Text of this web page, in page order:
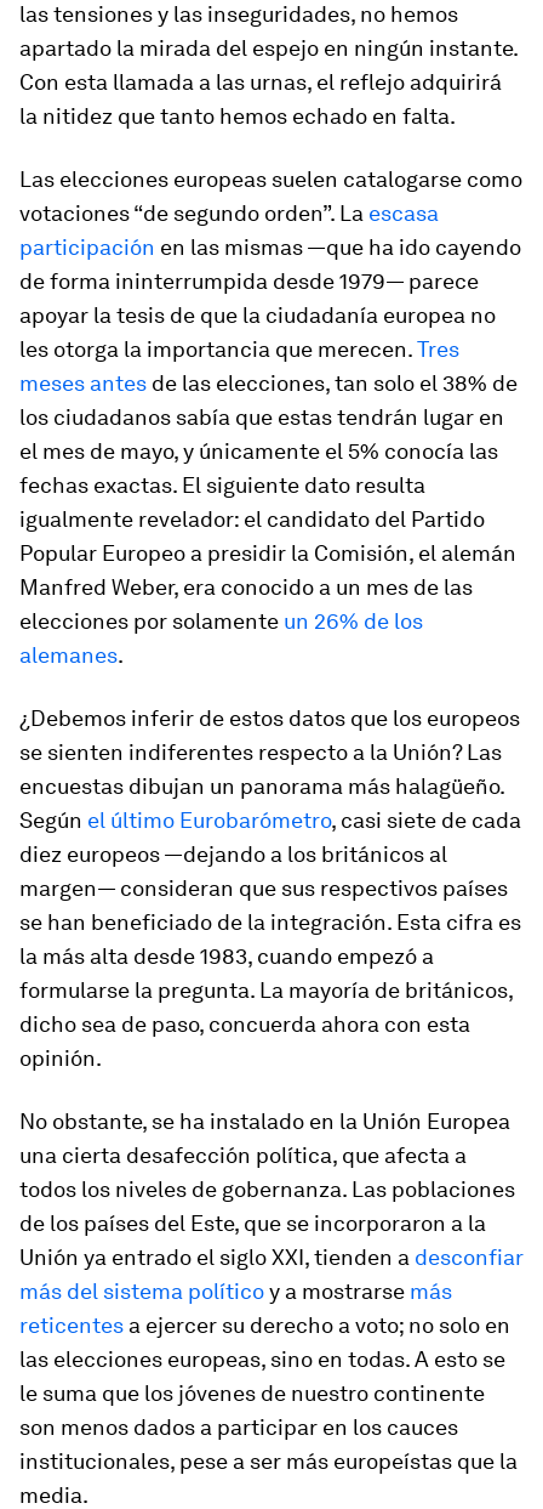
las tensiones y las inseguridades, no hemos
apartado la mirada del espejo en ningún instante.
Con esta llamada a las urnas, el reflejo adquirirá
la nitidez que tanto hemos echado en falta.
Las elecciones europeas suelen catalogarse como
votaciones “de segundo orden”. La escasa
participación en las mismas —que ha ido cayendo
de forma ininterrumpida desde 1979— parece
apoyar la tesis de que la ciudadanía europea no
les otorga la importancia que merecen.Tres
meses antes de las elecciones, tan solo el 38% de
los ciudadanos sabía que estas tendrán lugar en
el mes de mayo, y únicamente el 5% conocía las
fechas exactas. El siguiente dato resulta
igualmente revelador: el candidato del Partido
Popular Europeo a presidir la Comisión, el alemán
Manfred Weber, era conocido a un mes de las
elecciones por solamente un 26% de los
alemanes.
¿Debemos inferir de estos datos que los europeos
se sienten indiferentes respecto a la Unión? Las
encuestas dibujan un panorama más halagüeño.
Según el último Eurobarómetro, casi siete de cada
diez europeos —dejando a los británicos al
margen— consideran que sus respectivos países
se han beneficiado de la integración. Esta cifra es
la más alta desde 1983, cuando empezó a
formularse la pregunta. La mayoría de británicos,
dicho sea de paso, concuerda ahora con esta
opinión.
No obstante, se ha instalado en la Unión Europea
una cierta desafección política, que afecta a
todos los niveles de gobernanza. Las poblaciones
de los países del Este, que se incorporaron a la
Unión ya entrado el siglo XXI, tienden a desconfiar
más del sistema políticoy a mostrarse más
reticentes a ejercer su derecho a voto; no solo en
las elecciones europeas, sino en todas. A esto se
le suma que los jóvenes de nuestro continente
son menos dados a participar en los cauces
institucionales, pese a ser más europeístas que la
media.